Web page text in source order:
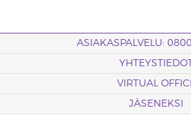
ASIAKASPALVELU:
YHTEYSTIEDOT
VIRTUAL
JÄSENEKSI